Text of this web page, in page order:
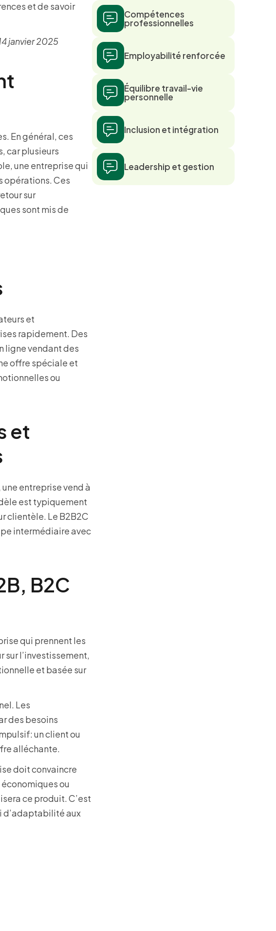
et de savoir
janvier 2025
En général, ces
car plusieurs
une entreprise qui
opérations. Ces
sur
sont mis de
et
rapidement. Des
ligne vendant des
offre spéciale et
ou
et
entreprise vend à
est typiquement
clientèle. Le B2B2C
intermédiaire avec
B2C
qui prennent les
sur l’investissement,
et basée sur
Les
des besoins
un client ou
alléchante.
doit convaincre
ou
ce produit. C’est
d’adaptabilité aux
Compétences
professionnelles
Employabilité renforcée
Équilibre travail-vie
personnelle
Inclusion et intégration
Leadership et gestion